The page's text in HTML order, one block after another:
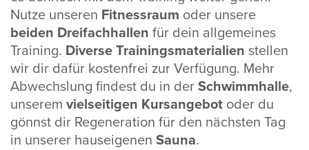
Nutze unseren Fitness­raum oder unsere
beiden Drei­fach­hallen für dein allge­meines
Trai­ning. Diverse Trai­nings­ma­te­ria­lien stellen
wir dir dafür kosten­frei zur Verfü­gung. Mehr
Abwechs­lung findest du in derSchwimm­halle,
unserem viel­sei­tigen Kurs­an­gebot oder du
gönnst dir Rege­ne­ra­tion für den nächsten Tag
in unserer haus­ei­genen Sauna.